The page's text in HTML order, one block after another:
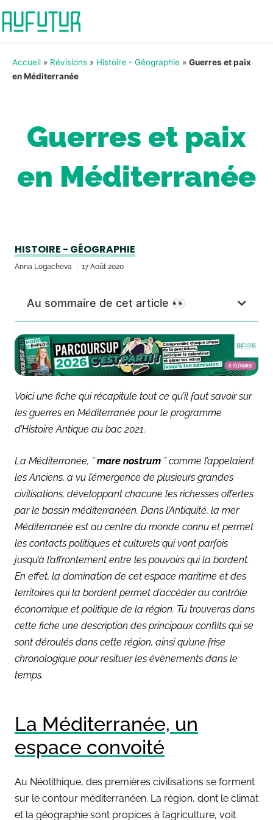
Accueil » Révisions » Histoire - Géographie » Guerres et paix
en Méditerranée
Guerres et paix
en Méditerranée
HISTOIRE - GÉOGRAPHIE
Anna Logacheva 17 Août 2020
Au sommaire de cet article 👀
Voici une fiche qui récapitule tout ce qu’il faut savoir sur
les guerres en Méditerranée pour le programme
d’Histoire Antique au bac 2021.
La Méditerranée, ”mare nostrum ” comme l’appelaient
les Anciens, a vu l’émergence de plusieurs grandes
civilisations, développant chacune les richesses offertes
par le bassin méditerranéen. Dans l’Antiquité, la mer
Méditerranée est au centre du monde connu et permet
les contacts politiques et culturels qui vont parfois
jusqu’à l’affrontement entre les pouvoirs qui la bordent.
En effet, la domination de cet espace maritime et des
territoires qui la bordent permet d’accéder au contrôle
économique et politique de la région. Tu trouveras dans
cette fiche une description des principaux conflits qui se
sont déroulés dans cette région, ainsi qu’une frise
chronologique pour resituer les évènements dans le
temps.
La Méditerranée, un
espace convoité
Au Néolithique, des premières civilisations se forment
sur le contour méditerranéen. La région, dont le climat
et la géographie sont propices à l’agriculture, voit